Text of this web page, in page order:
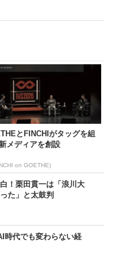
とFINCHIがタッグを組
メディアを創設
on GOETHE)
！栗田貫一は「浪川大
た」と太鼓判
時代でも変わらない経